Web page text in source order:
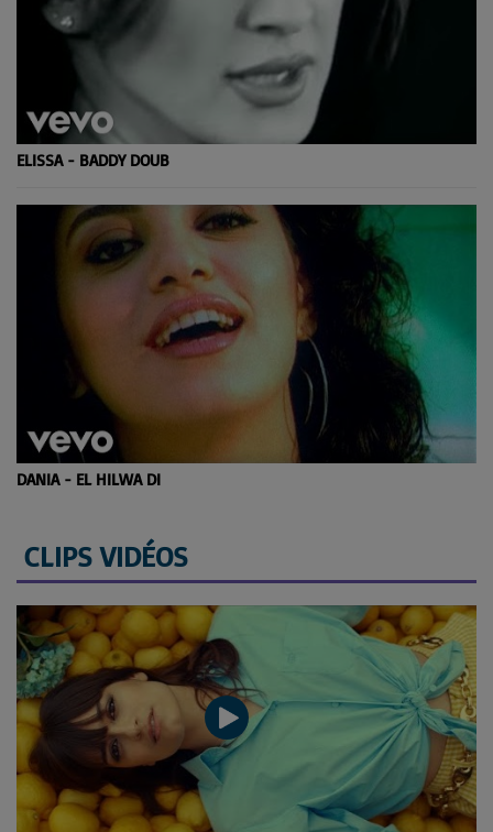
ELISSA - BADDY DOUB
DANIA - EL HILWA DI
CLIPS VIDÉOS